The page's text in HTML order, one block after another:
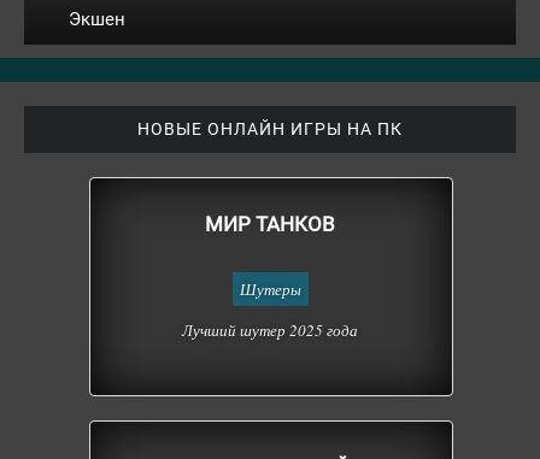
Экшен
НОВЫЕ ОНЛАЙН ИГРЫ НА ПК
МИР ТАНКОВ
Шутеры
Лучший шутер 2025 года